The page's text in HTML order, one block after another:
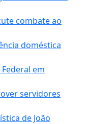
combate ao
doméstica
em
servidores
de João